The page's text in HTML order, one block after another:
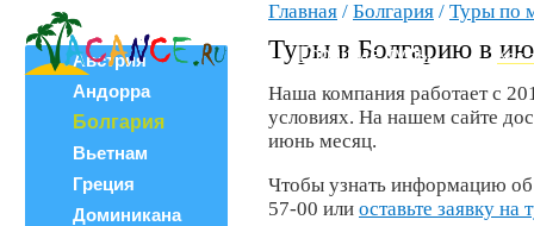
Горящие туры
Как
Все страны
Австрия
Андорра
Болгария
Вьетнам
Греция
Доминикана
Главная / Болгария / Туры по
Туры в Болгарию в
Наша компания работает с
условиях. На нашем сайте
июнь месяц.
Чтобы узнать информацию об
57-00 или оставьте заявку на